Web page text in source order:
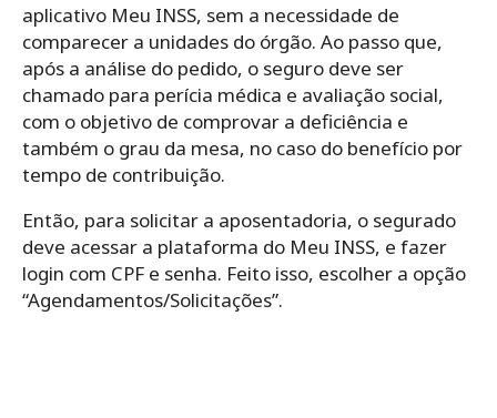
aplicativo Meu INSS, sem a necessidade de
comparecer a unidades do órgão. Ao passo que,
após a análise do pedido, o seguro deve ser
chamado para perícia médica e avaliação social,
com o objetivo de comprovar a deficiência e
também o grau da mesa, no caso do benefício por
tempo de contribuição.
Então, para solicitar a aposentadoria, o segurado
deve acessar a plataforma do Meu INSS, e fazer
login com CPF e senha. Feito isso, escolher a opção
“Agendamentos/Solicitações”.